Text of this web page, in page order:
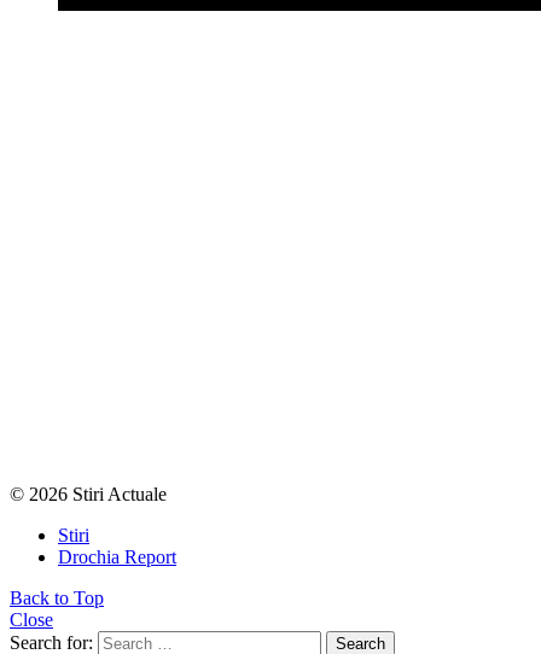
© 2026 Stiri Actuale
Stiri
Drochia Report
Back to Top
Close
Search for:
Search